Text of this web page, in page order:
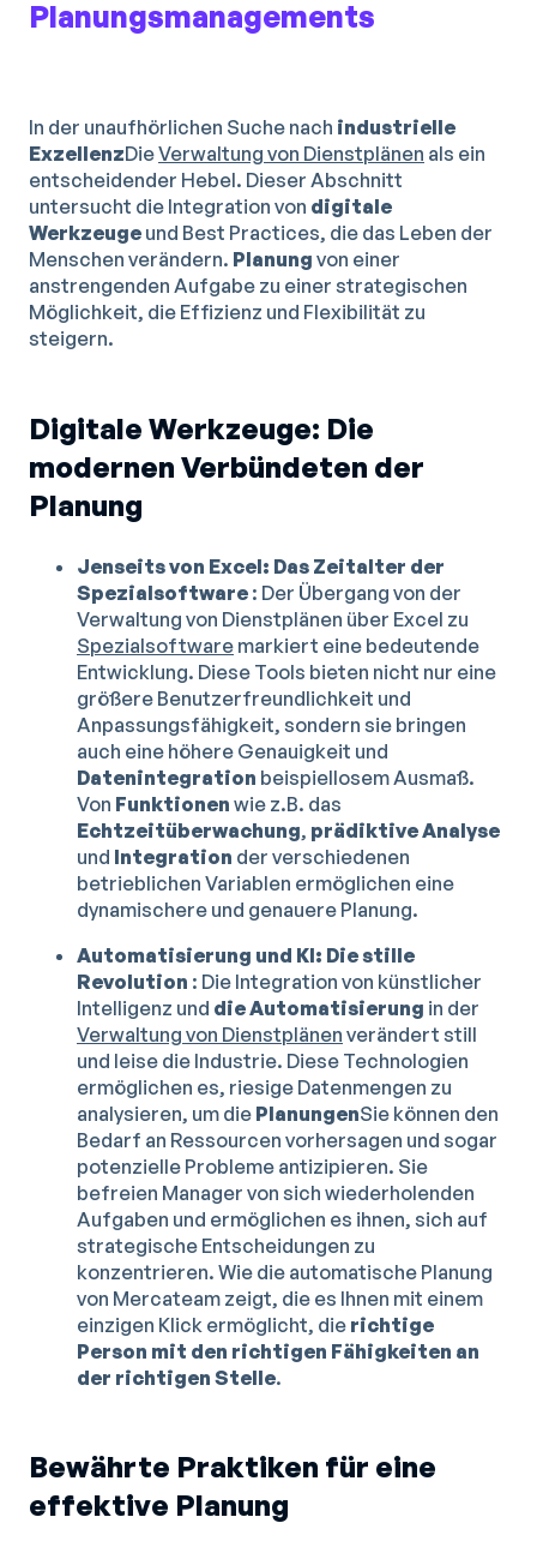
Planungsmanagements
In der unaufhörlichen Suche nach industrielle
ExzellenzDieVerwaltung von Dienstplänen als ein
entscheidender Hebel. Dieser Abschnitt
untersucht die Integration von digitale
Werkzeuge und Best Practices, die das Leben der
Menschen verändern. Planung von einer
anstrengenden Aufgabe zu einer strategischen
Möglichkeit, die Effizienz und Flexibilität zu
steigern.
Digitale Werkzeuge: Die
modernen Verbündeten der
Planung
Jenseits von Excel: Das Zeitalter der
Spezialsoftware : Der Übergang von der
Verwaltung von Dienstplänen über Excel zu
Spezialsoftware markiert eine bedeutende
Entwicklung. Diese Tools bieten nicht nur eine
größere Benutzerfreundlichkeit und
Anpassungsfähigkeit, sondern sie bringen
auch eine höhere Genauigkeit und
Datenintegration beispiellosem Ausmaß.
Von Funktionen wie z.B. das
Echtzeitüberwachung, prädiktive Analyse
und Integration der verschiedenen
betrieblichen Variablen ermöglichen eine
dynamischere und genauere Planung.
Automatisierung und KI: Die stille
Revolution : Die Integration von künstlicher
Intelligenz und die Automatisierung in der
Verwaltung von Dienstplänen verändert still
und leise die Industrie. Diese Technologien
ermöglichen es, riesige Datenmengen zu
analysieren, um die PlanungenSie können den
Bedarf an Ressourcen vorhersagen und sogar
potenzielle Probleme antizipieren. Sie
befreien Manager von sich wiederholenden
Aufgaben und ermöglichen es ihnen, sich auf
strategische Entscheidungen zu
konzentrieren. Wie die automatische Planung
von Mercateam zeigt, die es Ihnen mit einem
einzigen Klick ermöglicht, die richtige
Person mit den richtigen Fähigkeiten an
der richtigen Stelle.
Bewährte Praktiken für eine
effektive Planung